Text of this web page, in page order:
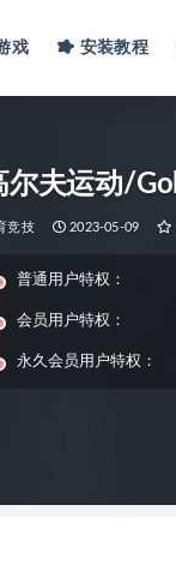
戏 安装教程
尔夫运动/
竞技 2023-05-09
普通用户特权：
会员用户特权：
永久会员用户特权：